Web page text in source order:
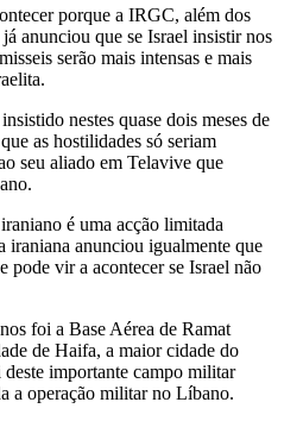
porque a IRGC, além dos
anunciou que se Israel insistir nos
serão mais intensas e mais
nestes quase dois meses de
as hostilidades só seriam
seu aliado em Telavive que
é uma acção limitada
iraniana anunciou igualmente que
pode vir a acontecer se Israel não
foi a Base Aérea de Ramat
de Haifa, a maior cidade do
importante campo militar
a operação militar no Líbano.